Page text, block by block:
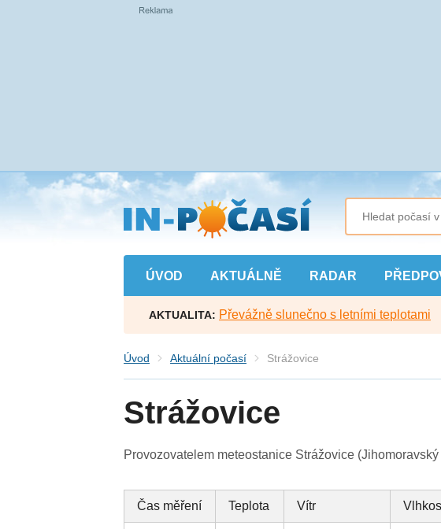
Přejít
na
hlavní
obsah
ÚVOD AKTUÁLNĚ RADAR
AKTUALITA: Převážně slunečno s letními teplotami
Úvod Aktuální počasí Strážovice
Strážovice
Provozovatelem meteostanice Strážovice
Čas měření Teplota Vítr